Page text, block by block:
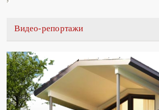
Видео-репортажи